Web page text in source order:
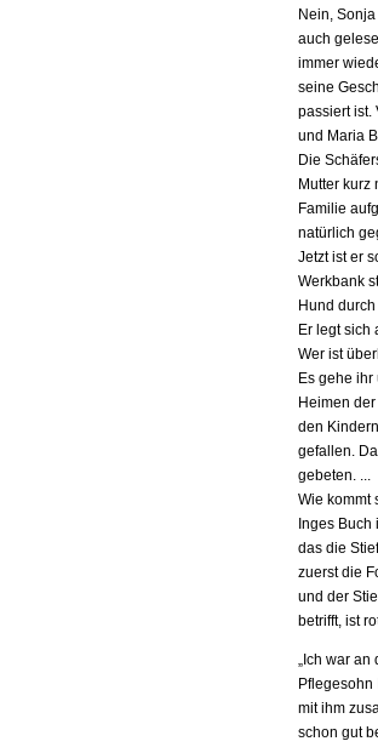
Nein,
auch
immer
seine
passiert ist.
und Maria
Die
Mutter
Familie
natürlich
Jetzt ist er
Werkbank
Hund
Er legt sich
Wer ist
Es gehe
Heimen
den
gefallen.
gebeten. ...
Wie kommt
Inges
das die
zuerst die
und der
betrifft, ist
„Ich war
Pflegesohn
mit ihm
schon gut